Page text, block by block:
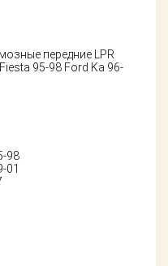
передние LPR
95-98 Ford Ka 96-
98
01